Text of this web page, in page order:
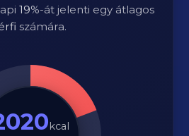
19%-át jelenti egy átlagos
számára.
kcal